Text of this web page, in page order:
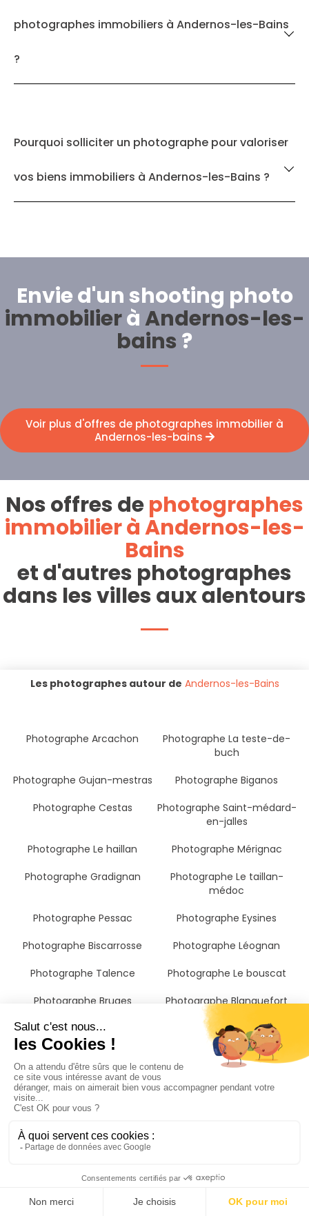
photographes immobiliers à Andernos-les-Bains
?
Pourquoi solliciter un photographe pour valoriser
vos biens immobiliers à Andernos-les-Bains ?
Envie d'un shooting photo
immobilieràAndernos-les-
bains ?
Voir plus d'offres de photographes immobilier à
Andernos-les-bains
Nos offres dephotographes
immobilier à Andernos-les-
Bains
et d'autres photographes
dans les villes aux alentours
Les photographes autour de Andernos-les-Bains
Photographe Arcachon
Photographe La teste-de-
buch
Photographe Gujan-mestras
Photographe Biganos
Photographe Cestas
Photographe Saint-médard-
en-jalles
Photographe Le haillan
Photographe Mérignac
Photographe Gradignan
Photographe Le taillan-
médoc
Photographe Pessac
Photographe Eysines
Photographe Biscarrosse
Photographe Léognan
Photographe Talence
Photographe Le bouscat
Photographe Bruges
Photographe Blanquefort
Photographe Bordeaux
Photographe Villenave-
d'ornon
Photographe Bègles
Photographe Floirac
Photographe Cenon
de-cubzac